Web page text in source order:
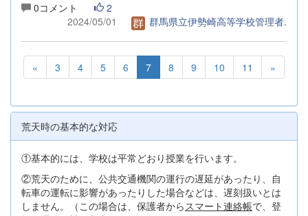
0コメント
2
2024/05/01
群馬県立伊勢崎高等学校管理者.
« 3 4 5 6 7 8 9 10 11 »
荒天時の基本的な対応
①基本的には、学校は平常どおり授業を行います。
②荒天のために、公共交通機関の運行の遅延があったり、自
転車の運転に影響があったりした場合などは、遅刻扱いとは
しません。（この場合は、保護者から スマート連絡帳で、登